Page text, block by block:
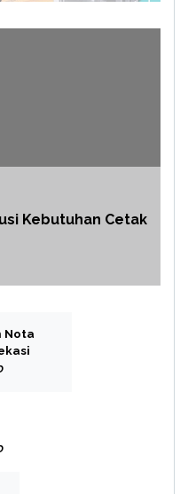
Kebutuhan Cetak
Nota